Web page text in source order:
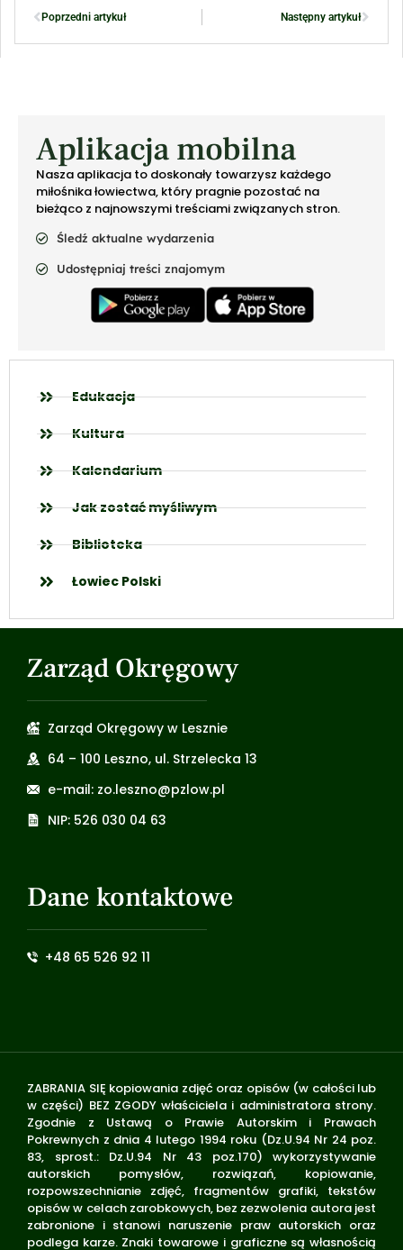
Poprzedni artykuł Następny artykuł
Aplikacja mobilna
Nasza aplikacja to doskonały towarzysz każdego
miłośnika łowiectwa, który pragnie pozostać na
bieżąco z najnowszymi treściami związanych stron.
Śledź aktualne wydarzenia
Udostępniaj treści znajomym
Edukacja
Kultura
Kalendarium
Jak zostać myśliwym
Biblioteka
Łowiec Polski
Zarząd Okręgowy
Zarząd Okręgowy w Lesznie
64 – 100 Leszno, ul. Strzelecka 13
e-mail: zo.leszno@pzlow.pl
NIP: 526 030 04 63
Dane kontaktowe
+48 65 526 92 11
ZABRANIA SIĘ kopiowania zdjęć oraz opisów (w całości lub
w części) BEZ ZGODY właściciela i administratora strony.
Zgodnie z Ustawą o Prawie Autorskim i Prawach
Pokrewnych z dnia 4 lutego 1994 roku (Dz.U.94 Nr 24 poz.
83, sprost.: Dz.U.94 Nr 43 poz.170) wykorzystywanie
autorskich pomysłów, rozwiązań, kopiowanie,
rozpowszechnianie zdjęć, fragmentów grafiki, tekstów
opisów w celach zarobkowych, bez zezwolenia autora jest
zabronione i stanowi naruszenie praw autorskich oraz
podlega karze. Znaki towarowe i graficzne są własnością